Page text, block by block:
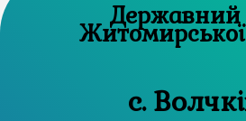
Державний
Житомирської
с.